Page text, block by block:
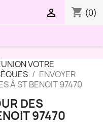
shopping_cart (0)

VOTRE
ENVOYER
À ST BENOIT 97470
DES
97470